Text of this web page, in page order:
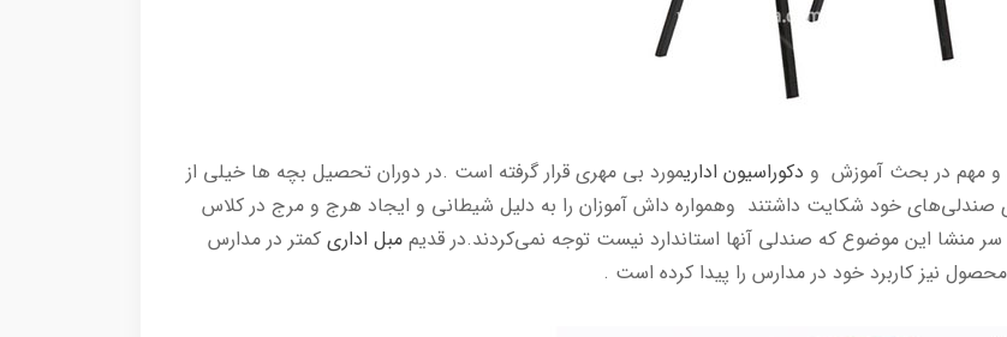
و مهم در بحث آموزش و دکوراسیون اداریمورد بی مهری قرار گرفته است .در دوران تحصیل بچه ها خیلی از
صندلی‌های خود شکایت داشتند وهمواره داش آموزان را به دلیل شیطانی و ایجاد هرج و مرج در کلاس
منشا این موضوع که صندلی آنها استاندارد نیست توجه نمی‌کردند.در قدیم مبل اداری کمتر در مدارس
نیز کاربرد خود در مدارس را پیدا کرده است .